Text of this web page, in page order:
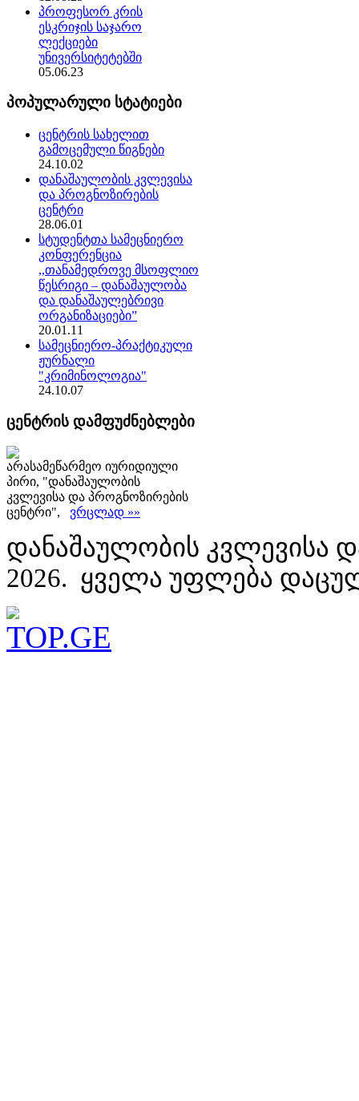
პროფესორ კრის
ესკრიჯის საჯარო
ლექციები
უნივერსიტეტებში
05.06.23
პოპულარული სტატიები
ცენტრის სახელით
გამოცემული წიგნები
24.10.02
დანაშაულობის კვლევისა
და პროგნოზირების
ცენტრი
28.06.01
სტუდენტთა სამეცნიერო
კონფერენცია
,,თანამედროვე მსოფლიო
წესრიგი – დანაშაულობა
და დანაშაულებრივი
ორგანიზაციები”
20.01.11
სამეცნიერო-პრაქტიკული
ჟურნალი
"კრიმინოლოგია"
24.10.07
ცენტრის დამფუძნებლები
არასამეწარმეო იურიდიული
პირი, "დანაშაულობის
კვლევისა და პროგნოზირების
ცენტრი", ვრცლად »»
დანაშაულობის კვლევისა
2026. ყველა უფლება